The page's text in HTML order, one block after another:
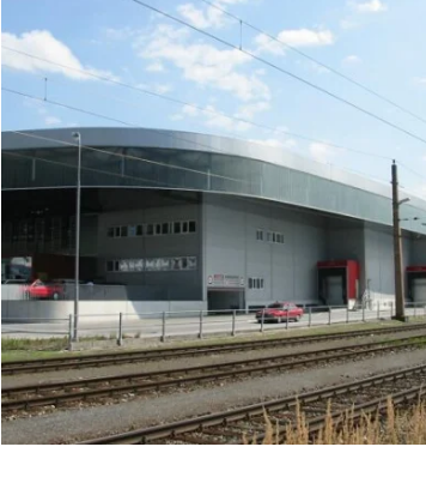
zoom +